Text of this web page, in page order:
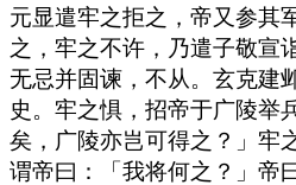
元显遣牢之拒之，帝又参其
之，牢之不许，乃遣子敬宣
无忌并固谏，不从。玄克建
史。牢之惧，招帝于广陵举
矣，广陵亦岂可得之？」牢
谓帝曰：「我将何之？」帝